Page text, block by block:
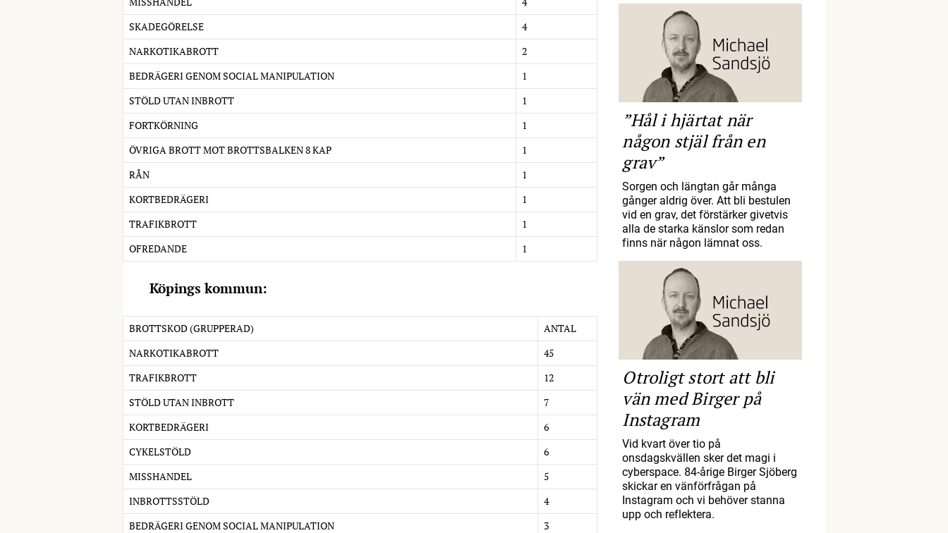
SKADEGÖRELSE
4
NARKOTIKABROTT
2
BEDRÄGERI GENOM SOCIAL MANIPULATION
1
STÖLD UTAN INBROTT
1
FORTKÖRNING
1
ÖVRIGA BROTT MOT BROTTSBALKEN 8 KAP
1
RÅN
1
KORTBEDRÄGERI
1
TRAFIKBROTT
1
OFREDANDE
1
Köpings kommun:
BROTTSKOD (GRUPPERAD)
ANTAL
NARKOTIKABROTT
45
TRAFIKBROTT
12
STÖLD UTAN INBROTT
7
KORTBEDRÄGERI
6
CYKELSTÖLD
6
MISSHANDEL
5
INBROTTSSTÖLD
4
BEDRÄGERI GENOM SOCIAL MANIPULATION
3
”Hål i hjärtat när
någon stjäl från en
grav”
Sorgen och längtan går många
gånger aldrig över. Att bli bestulen
vid en grav, det förstärker givetvis
alla de starka känslor som redan
finns när någon lämnat oss.
Otroligt stort att bli
vän med Birger på
Instagram
Vid kvart över tio på
onsdagskvällen sker det magi i
cyberspace. 84-årige Birger Sjöberg
skickar en vänförfrågan på
Instagram och vi behöver stanna
upp och reflektera.